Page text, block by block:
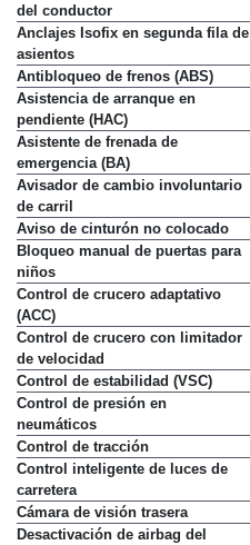
del conductor
Anclajes Isofix en segunda fila de
asientos
Antibloqueo de frenos (ABS)
Asistencia de arranque en
pendiente (HAC)
Asistente de frenada de
emergencia (BA)
Avisador de cambio involuntario
de carril
Aviso de cinturón no colocado
Bloqueo manual de puertas para
niños
Control de crucero adaptativo
(ACC)
Control de crucero con limitador
de velocidad
Control de estabilidad (VSC)
Control de presión en
neumáticos
Control de tracción
Control inteligente de luces de
carretera
Cámara de visión trasera
Desactivación de airbag del